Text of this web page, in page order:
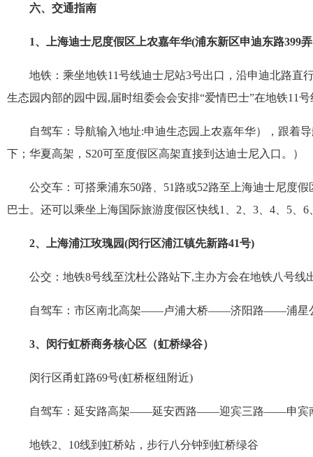
六、交通指南
1、上海迪士尼度假区上农嘉年华(浦东新区申迪东路399弄
地铁：乘坐地铁11号线迪士尼站3号出口，沿申迪北路直
生态园内部的园中园 ,届时组委会会安排“爱情巴士”在地铁11号
自驾车：导航输入地址:申迪生态园上农嘉年华），跟着
下；华夏高架， S20可至度假区高架直接到达迪士尼入口。）
公交车：可搭乘浦东50路、 51 路或52路至上海迪士尼度
巴士。还可以乘坐上海国际旅游度假区快线1 2 3 4 5 6
2、上海浦江玫瑰园(闵行区浦江镇先新路41号)
公交：地铁8号线至沈杜公路站下,主办方会在地铁八号线
自驾车：市区南北高架——卢浦大桥——济阳路——浦
3、闵行虹桥商务核心区（虹桥绿谷）
闵行区甬虹路69号(虹桥枢纽附近)
自驾车：延安路高架——延安西路——迎宾三路——申
地铁2 10线到虹桥站，步行八分钟到虹桥绿谷